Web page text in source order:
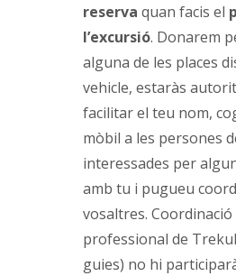
reserva quan facis el
l’excursió. Donarem
alguna de les places
vehicle, estaràs
facilitar el teu nom,
mòbil a les persones
interessades per
amb tu i pugueu
vosaltres. Coordinació
professional de
guies) no hi